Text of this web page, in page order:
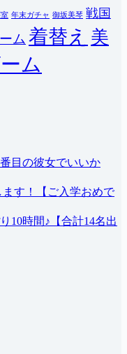
年末ガチャ 御坂美琴 戦国
ム 着替え 美
ム
目の彼女でいいか
ます！【ご入学おめで
10時間♪【合計14名出